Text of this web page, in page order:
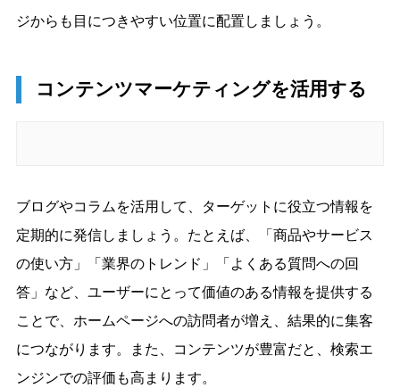
ジからも目につきやすい位置に配置しましょう。
コンテンツマーケティングを活用する
ブログやコラムを活用して、ターゲットに役立つ情報を
定期的に発信しましょう。たとえば、「商品やサービス
の使い方」「業界のトレンド」「よくある質問への回
答」など、ユーザーにとって価値のある情報を提供する
ことで、ホームページへの訪問者が増え、結果的に集客
につながります。また、コンテンツが豊富だと、検索エ
ンジンでの評価も高まります。